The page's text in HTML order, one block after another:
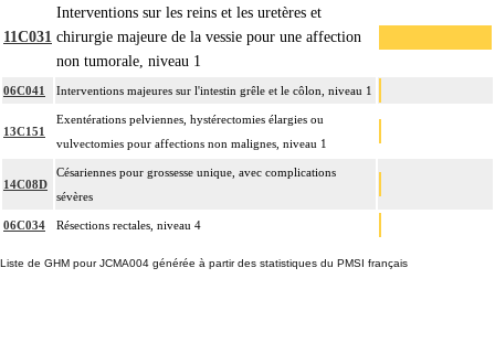
11C031
Interventions sur les reins et les uretères et
chirurgie majeure de la vessie pour une affection
non tumorale, niveau 1
06C041 Interventions majeures sur l'intestin grêle et le côlon, niveau 1
13C151
Exentérations pelviennes, hystérectomies élargies ou
vulvectomies pour affections non malignes, niveau 1
14C08D
Césariennes pour grossesse unique, avec complications
sévères
06C034 Résections rectales, niveau 4
Liste de GHM pour JCMA004 générée à partir des statistiques du PMSI français